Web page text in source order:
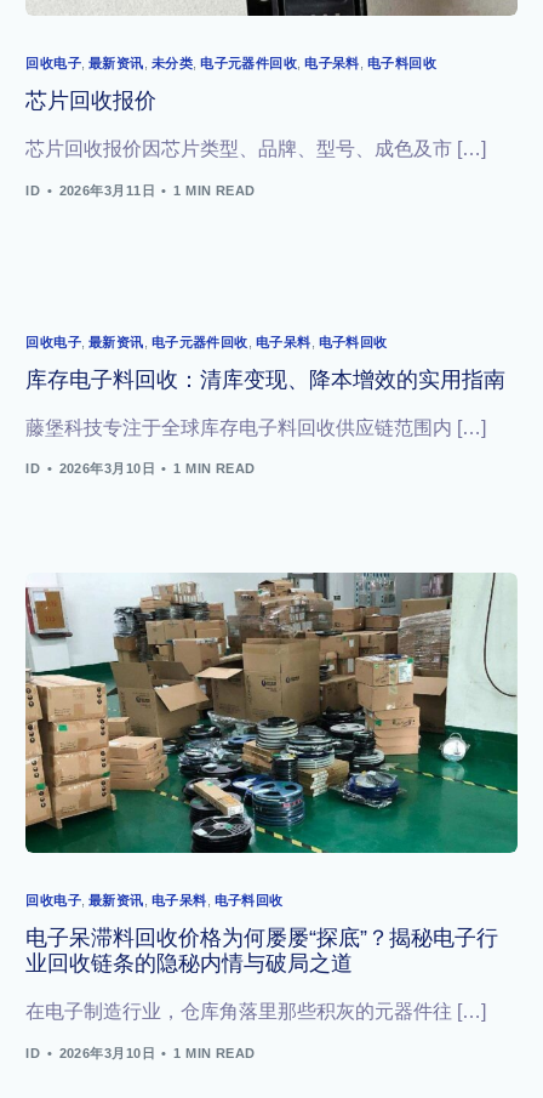
回收电子, 最新资讯 未分类 电子元器件回收 电子呆料 电子料回收
芯片回收报价
芯片回收报价因芯片类型、品牌、型号、成色及市 […]
ID 2026年3月11日 1 MIN READ
回收电子, 最新资讯 电子元器件回收 电子呆料 电子料回收
库存电子料回收：清库变现、降本增效的实用指南
藤堡科技专注于全球库存电子料回收供应链范围内 […]
ID 2026年3月10日 1 MIN READ
回收电子, 最新资讯, 电子呆料, 电子料回收
电子呆滞料回收价格为何屡屡“探底”？揭秘电子行
业回收链条的隐秘内情与破局之道
在电子制造行业，仓库角落里那些积灰的元器件往 […]
ID 2026年3月10日 1 MIN READ